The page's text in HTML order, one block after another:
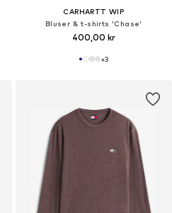
CARHARTT WIP
Bluser & t-shirts 'Chase'
400,00 kr
+3